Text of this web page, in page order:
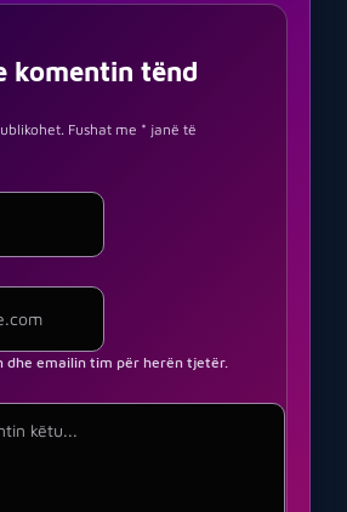
komentin tënd
Fushat me * janë të
dhe emailin tim për herën tjetër.